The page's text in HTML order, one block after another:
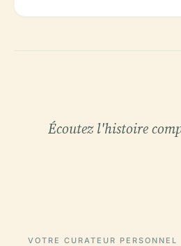
Écoutez l'histoire
VOTRE CURATEUR PERSONNEL